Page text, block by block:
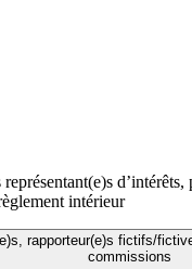
d’intérêts,
intérieur
rapporteur(e)s fictifs/
commissions